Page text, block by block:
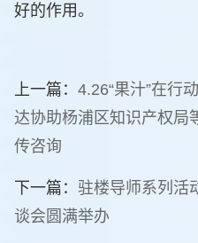
好的作用。
上一篇： 4.26“果汁”在行
达协助杨浦区知识产权局
传咨询
下一篇： 驻楼导师系列活
谈会圆满举办